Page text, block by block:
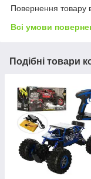
Повернення товару
Всі умови
Подібні товари